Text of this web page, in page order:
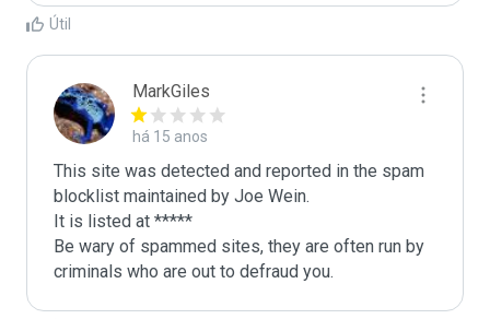
Útil
MarkGiles
há 15 anos
This site was detected and reported in the spam
blocklist maintained by Joe Wein.
It is listed at *****
Be wary of spammed sites, they are often run by
criminals who are out to defraud you.